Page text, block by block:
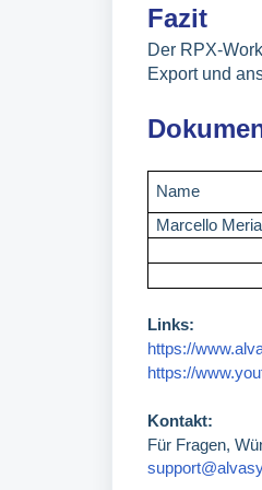
Fazit
Der RPX-
Export und
Name
Marcello
Links:
https://
https://
Kontakt:
Für Fragen,